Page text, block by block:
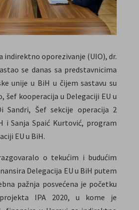
indirektno oporezivanje (UIO), dr.
se danas sa predstavnicima
unije u BiH u čijem sastavu su
šef kooperacija u Delegaciji EU u
Sandri, Šef sekcije operacija 2
i Sanja Spaić Kurtović, program
EU u BiH.
o tekućim i budućim
Delegacija EU u BiH putem
pažnja posvećena je početku
IPA 2020, u kome je